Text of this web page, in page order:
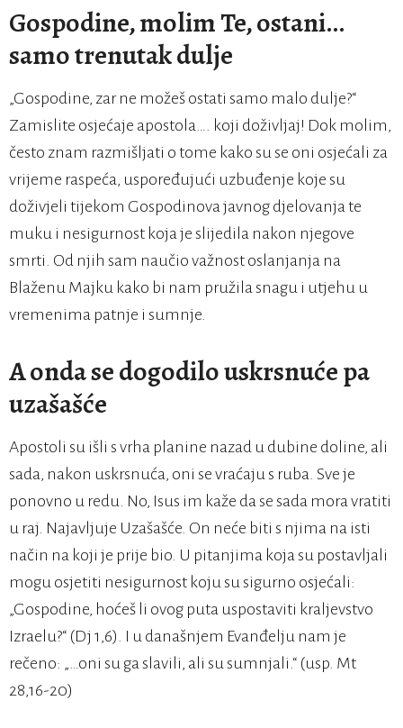
Gospodine, molim Te, ostani…
samo trenutak dulje
„Gospodine, zar ne možeš ostati samo malo dulje?“
Zamislite osjećaje apostola…. koji doživljaj! Dok molim,
često znam razmišljati o tome kako su se oni osjećali za
vrijeme raspeća, uspoređujući uzbuđenje koje su
doživjeli tijekom Gospodinova javnog djelovanja te
muku i nesigurnost koja je slijedila nakon njegove
smrti. Od njih sam naučio važnost oslanjanja na
Blaženu Majku kako bi nam pružila snagu i utjehu u
vremenima patnje i sumnje.
A onda se dogodilo uskrsnuće pa
uzašašće
Apostoli su išli s vrha planine nazad u dubine doline, ali
sada, nakon uskrsnuća, oni se vraćaju s ruba. Sve je
ponovno u redu. No, Isus im kaže da se sada mora vratiti
u raj. Najavljuje Uzašašće. On neće biti s njima na isti
način na koji je prije bio. U pitanjima koja su postavljali
mogu osjetiti nesigurnost koju su sigurno osjećali:
„Gospodine, hoćeš li ovog puta uspostaviti kraljevstvo
Izraelu?“ (Dj 1,6). I u današnjem Evanđelju nam je
rečeno: „…oni su ga slavili, ali su sumnjali.“ (usp. Mt
28,16-20)